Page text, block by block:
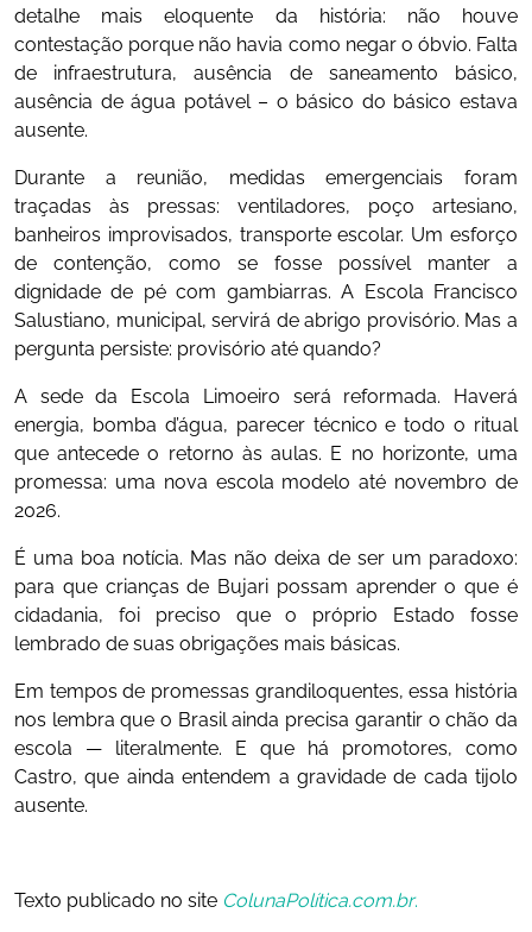
detalhe mais eloquente da história: não houve
contestação porque não havia como negar o óbvio. Falta
de infraestrutura, ausência de saneamento básico,
ausência de água potável – o básico do básico estava
ausente.
Durante a reunião, medidas emergenciais foram
traçadas às pressas: ventiladores, poço artesiano,
banheiros improvisados, transporte escolar. Um esforço
de contenção, como se fosse possível manter a
dignidade de pé com gambiarras. A Escola Francisco
Salustiano, municipal, servirá de abrigo provisório. Mas a
pergunta persiste: provisório até quando?
A sede da Escola Limoeiro será reformada. Haverá
energia, bomba d’água, parecer técnico e todo o ritual
que antecede o retorno às aulas. E no horizonte, uma
promessa: uma nova escola modelo até novembro de
2026.
É uma boa notícia. Mas não deixa de ser um paradoxo:
para que crianças de Bujari possam aprender o que é
cidadania, foi preciso que o próprio Estado fosse
lembrado de suas obrigações mais básicas.
Em tempos de promessas grandiloquentes, essa história
nos lembra que o Brasil ainda precisa garantir o chão da
escola — literalmente. E que há promotores, como
Castro, que ainda entendem a gravidade de cada tijolo
ausente.
Texto publicado no site ColunaPolítica.com.br.